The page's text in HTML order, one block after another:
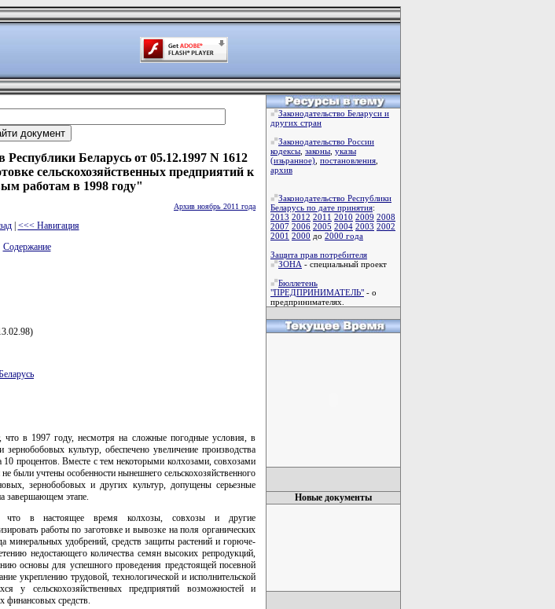
Беларусь от 05.12.1997 N 1612
сельскохозяйственных предприятий к
работам в 1998 году"
Архив ноябрь 2011 года
| <<< Навигация
Содержание
что в 1997 году, несмотря на сложные погодные условия, в
культур, обеспечено увеличение производства
процентов. Вместе с тем некоторыми колхозами, совхозами
были учтены особенности нынешнего сельскохозяйственного
зернобобовых и других культур, допущены серьезные
завершающем этапе.
что в настоящее время колхозы, совхозы и другие
работы по заготовке и вывозке на поля органических
минеральных удобрений, средств защиты растений и горюче-
недостающего количества семян высоких репродукций,
основы для успешного проведения предстоящей посевной
укреплению трудовой, технологической и исполнительской
у сельскохозяйственных предприятий возможностей и
финансовых средств.
Законодательство Беларуси и
других стран
Законодательство России
кодексы законы указы
(изьранное) постановления
архив
Законодательство Республики
Беларусь по дате принятия:
2013 2012 2011 2010 2009 2008
2007 2006 2005 2004 2003 2002
2001 2000 до 2000 года
Защита прав потребителя
ЗОНА - специальный проект
Бюллетень
"ПРЕДПРИНИМАТЕЛЬ" - о
предпринимателях.
Новые документы